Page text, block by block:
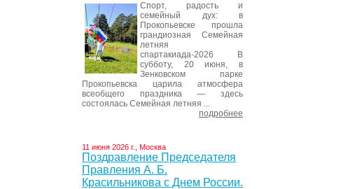
Спорт, радость и
семейный дух: в
Прокопьевске прошла
грандиозная Семейная
летняя
спартакиада-2026 В
субботу, 20 июня, в
Зенковском парке
Прокопьевска царила атмосфера
всеобщего праздника — здесь
состоялась Семейная летняя ...
подробнее
11 июня 2026 г., Москва
Поздравление Председателя
Правления А. Б.
Красильникова с Днем России.